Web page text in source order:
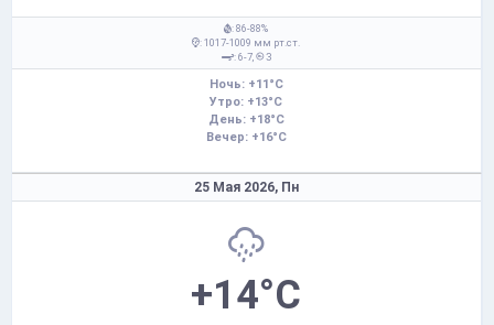
: 86-88%
: 1017-1009 мм рт.ст.
: 6-7,
З
Ночь: +11°C
Утро: +13°C
День: +18°C
Вечер: +16°C
25 Мая 2026, Пн
+14°C